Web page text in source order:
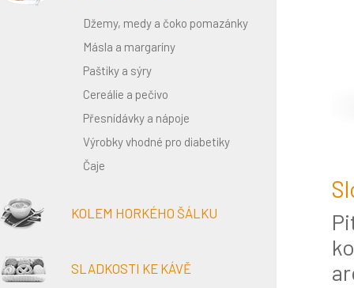
Džemy, medy a čoko pomazánky
Másla a margaríny
Paštiky a sýry
Cereálie a pečivo
Přesnídávky a nápoje
Výrobky vhodné pro diabetiky
Čaje
KOLEM HORKÉHO ŠÁLKU
SLADKOSTI KE KÁVĚ